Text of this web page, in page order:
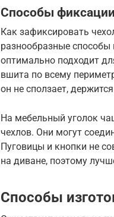
Способы
Как зафиксировать
разнообразные
оптимально подходит
вшита по всему
он не сползает,
На мебельный уголок
чехлов. Они могут
Пуговицы и кнопки не
на диване, поэтому
Способы